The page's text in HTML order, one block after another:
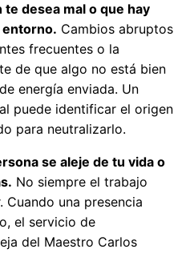
desea mal o que hay
entorno. Cambios abruptos
frecuentes o la
de que algo no está bien
energía enviada. Un
puede identificar el origen
para neutralizarlo.
se aleje de tu vida o
No siempre el trabajo
Cuando una presencia
el servicio de
del Maestro Carlos